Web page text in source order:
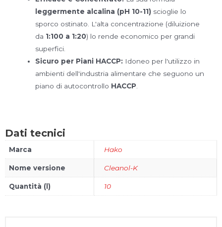
leggermente alcalina (pH 10-11) scioglie lo
sporco ostinato. L'alta concentrazione (diluizione
da 1:100 a 1:20) lo rende economico per grandi
superfici.
Sicuro per Piani HACCP: Idoneo per l'utilizzo in
ambienti dell'industria alimentare che seguono un
piano di autocontrollo HACCP
Dati tecnici
Marca Hako
Nome versione Cleanol-K
Quantità (l) 10